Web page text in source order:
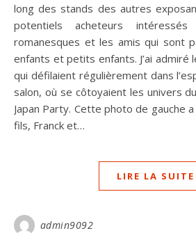
long des stands des autres
potentiels acheteurs
romanesques et les amis qui sont
enfants et petits enfants. J’ai admiré
qui défilaient régulièrement dans
salon, où se côtoyaient les univers
Japan Party. Cette photo de gauche
fils, Franck et…
LIRE LA SUITE
admin9092